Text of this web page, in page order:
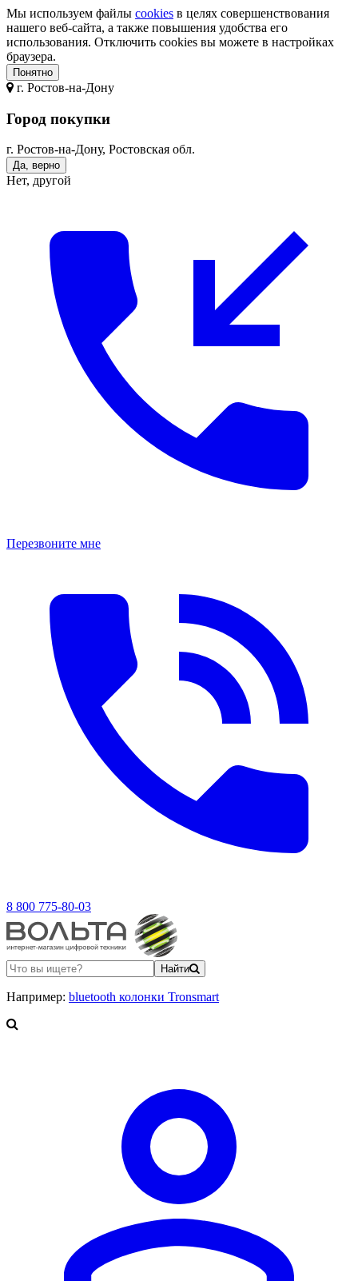
Мы используем файлы cookies в целях совершенствования
нашего веб-сайта, а также повышения удобства его
использования. Отключить cookies вы можете в настройках
браузера.
Понятно
г. Ростов-на-Дону
Город покупки
г. Ростов-на-Дону, Ростовская обл.
Да, верно
Нет, другой
Перезвоните мне
8 800 775-80-03
Найти
Например: bluetooth колонки Tronsmart